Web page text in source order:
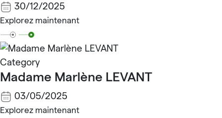
30/12/2025
Explorez maintenant
Category
Madame Marlène LEVANT
03/05/2025
Explorez maintenant